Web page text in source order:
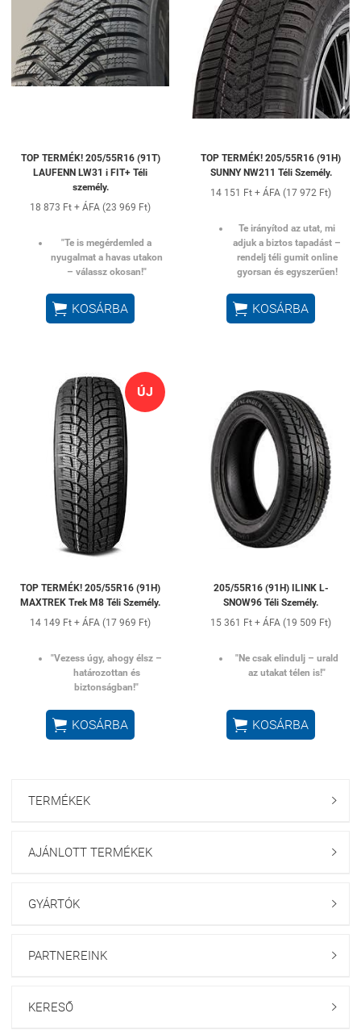
TOP TERMÉK! 205/55R16 (91T)
LAUFENN LW31 i FIT+ Téli
személy.
18 873 Ft + ÁFA (23 969 Ft)
"Te is megérdemled a
nyugalmat a havas utakon
– válassz okosan!"
 KOSÁRBA
TOP TERMÉK! 205/55R16 (91H)
SUNNY NW211 Téli Személy.
14 151 Ft + ÁFA (17 972 Ft)
Te irányítod az utat, mi
adjuk a biztos tapadást –
rendelj téli gumit online
gyorsan és egyszerűen!
 KOSÁRBA
ÚJ
TOP TERMÉK! 205/55R16 (91H)
MAXTREK Trek M8 Téli Személy.
14 149 Ft + ÁFA (17 969 Ft)
"Vezess úgy, ahogy élsz –
határozottan és
biztonságban!"
 KOSÁRBA
205/55R16 (91H) ILINK L-
SNOW96 Téli Személy.
15 361 Ft + ÁFA (19 509 Ft)
"Ne csak elindulj – urald
az utakat télen is!"
 KOSÁRBA
TERMÉKEK 
AJÁNLOTT TERMÉKEK 
GYÁRTÓK 
PARTNEREINK 
KERESŐ 